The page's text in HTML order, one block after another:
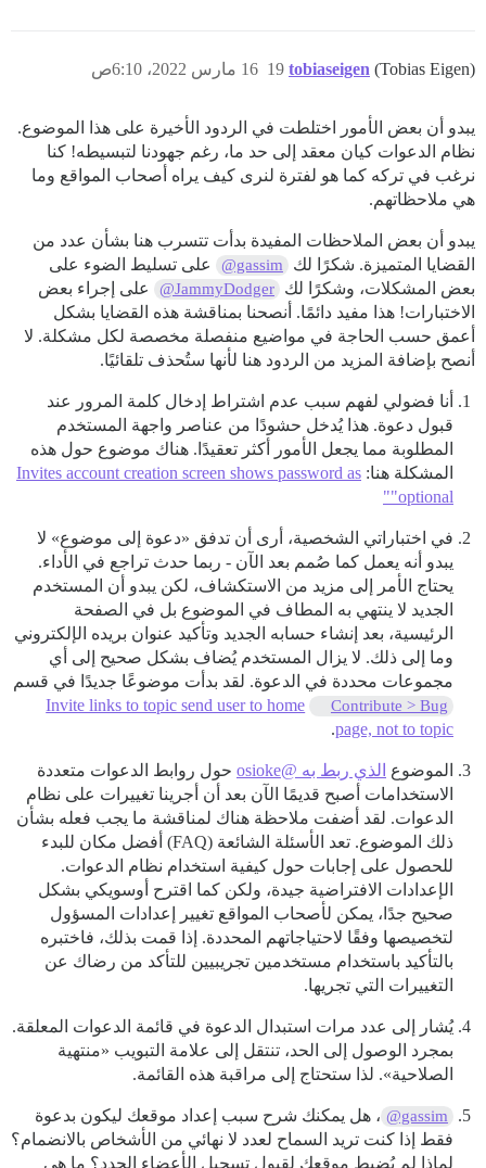
tobiaseigen (Tobias Eigen) 16 مارس 2022، 6:10ص 19
يبدو أن بعض الأمور اختلطت في الردود الأخيرة على هذا الموضوع.
نظام الدعوات كيان معقد إلى حد ما، رغم جهودنا لتبسيطه! كنا
نرغب في تركه كما هو لفترة لنرى كيف يراه أصحاب المواقع وما
هي ملاحظاتهم.
يبدو أن بعض الملاحظات المفيدة بدأت تتسرب هنا بشأن عدد من
القضايا المتميزة. شكرًا لك
@gassim
على تسليط الضوء على
بعض المشكلات، وشكرًا لك
@JammyDodger
على إجراء بعض
الاختبارات! هذا مفيد دائمًا. أنصحنا بمناقشة هذه القضايا بشكل
أعمق حسب الحاجة في مواضيع منفصلة مخصصة لكل مشكلة. لا
أنصح بإضافة المزيد من الردود هنا لأنها ستُحذف تلقائيًا.
أنا فضولي لفهم سبب عدم اشتراط إدخال كلمة المرور عند
قبول دعوة. هذا يُدخل حشودًا من عناصر واجهة المستخدم
المطلوبة مما يجعل الأمور أكثر تعقيدًا. هناك موضوع حول هذه
المشكلة هنا: Invites account creation screen shows password as
"optional"
في اختباراتي الشخصية، أرى أن تدفق «دعوة إلى موضوع» لا
يبدو أنه يعمل كما صُمم بعد الآن - ربما حدث تراجع في الأداء.
يحتاج الأمر إلى مزيد من الاستكشاف، لكن يبدو أن المستخدم
الجديد لا ينتهي به المطاف في الموضوع بل في الصفحة
الرئيسية، بعد إنشاء حسابه الجديد وتأكيد عنوان بريده الإلكتروني
وما إلى ذلك. لا يزال المستخدم يُضاف بشكل صحيح إلى أي
مجموعات محددة في الدعوة. لقد بدأت موضوعًا جديدًا في قسم
Contribute > Bug
Invite links to topic send user to home
page, not to topic
.
الموضوع الذي ربط به @osioke
حول روابط الدعوات متعددة
الاستخدامات أصبح قديمًا الآن بعد أن أجرينا تغييرات على نظام
الدعوات. لقد أضفت ملاحظة هناك لمناقشة ما يجب فعله بشأن
ذلك الموضوع. تعد الأسئلة الشائعة (FAQ) أفضل مكان للبدء
للحصول على إجابات حول كيفية استخدام نظام الدعوات.
الإعدادات الافتراضية جيدة، ولكن كما اقترح أوسويكي بشكل
صحيح جدًا، يمكن لأصحاب المواقع تغيير إعدادات المسؤول
لتخصيصها وفقًا لاحتياجاتهم المحددة. إذا قمت بذلك، فاختبره
بالتأكيد باستخدام مستخدمين تجريبيين للتأكد من رضاك عن
التغييرات التي تجريها.
يُشار إلى عدد مرات استبدال الدعوة في قائمة الدعوات المعلقة.
بمجرد الوصول إلى الحد، تنتقل إلى علامة التبويب «منتهية
الصلاحية». لذا ستحتاج إلى مراقبة هذه القائمة.
@gassim ، هل يمكنك شرح سبب إعداد موقعك ليكون بدعوة
فقط إذا كنت تريد السماح لعدد لا نهائي من الأشخاص بالانضمام؟
لماذا لم يُضبط موقعك لقبول تسجيل الأعضاء الجدد؟ ما هي